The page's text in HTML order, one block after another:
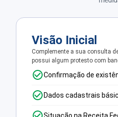
Visão Inicial
Complemente a sua consulta
possui algum protesto com
Confirmação de
Dados cadastrais